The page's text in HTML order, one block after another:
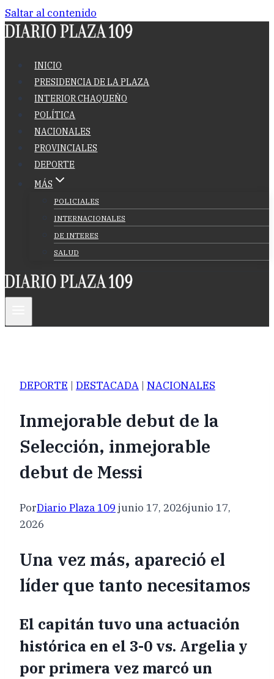
Saltar al contenido
INICIO
PRESIDENCIA DE LA PLAZA
INTERIOR CHAQUEÑO
POLÍTICA
NACIONALES
PROVINCIALES
DEPORTE
MÁS
POLICIALES
INTERNACIONALES
DE INTERES
SALUD
DEPORTE | DESTACADA | NACIONALES
Inmejorable debut de la
Selección, inmejorable
debut de Messi
PorDiario Plaza 109 junio 17, 2026junio 17,
2026
Una vez más, apareció el
líder que tanto necesitamos
El capitán tuvo una actuación
histórica en el 3-0 vs. Argelia y
por primera vez marcó un